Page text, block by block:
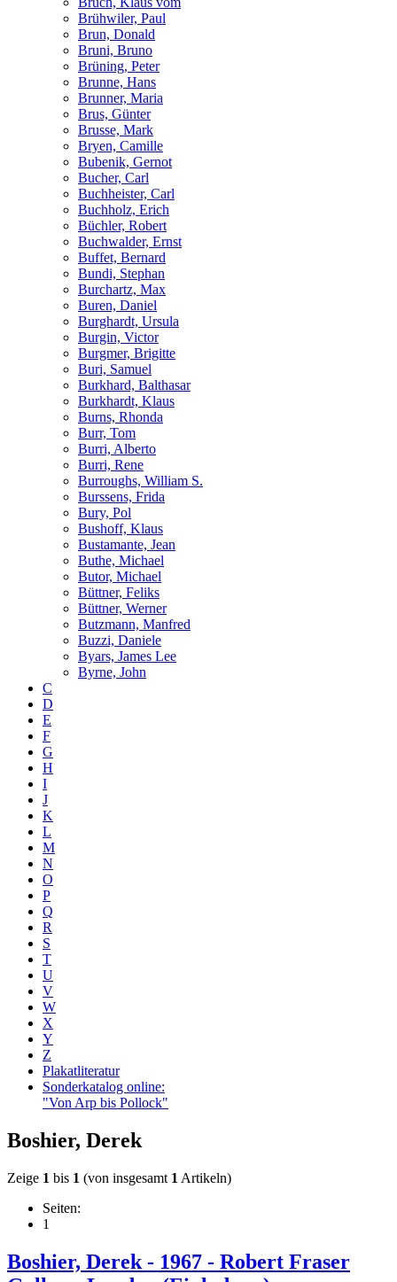
Brühwiler, Paul
Brun, Donald
Bruni, Bruno
Brüning, Peter
Brunne, Hans
Brunner, Maria
Brus, Günter
Brusse, Mark
Bryen, Camille
Bubenik, Gernot
Bucher, Carl
Buchheister, Carl
Buchholz, Erich
Büchler, Robert
Buchwalder, Ernst
Buffet, Bernard
Bundi, Stephan
Burchartz, Max
Buren, Daniel
Burghardt, Ursula
Burgin, Victor
Burgmer, Brigitte
Buri, Samuel
Burkhard, Balthasar
Burkhardt, Klaus
Burns, Rhonda
Burr, Tom
Burri, Alberto
Burri, Rene
Burroughs, William S.
Burssens, Frida
Bury, Pol
Bushoff, Klaus
Bustamante, Jean
Buthe, Michael
Butor, Michael
Büttner, Feliks
Büttner, Werner
Butzmann, Manfred
Buzzi, Daniele
Byars, James Lee
Byrne, John
C
D
E
F
G
H
I
J
K
L
M
N
O
P
Q
R
S
T
U
V
W
X
Y
Z
Plakatliteratur
Sonderkatalog online:
"Von Arp bis Pollock"
Boshier, Derek
Zeige 1 bis 1 (von insgesamt 1 Artikeln)
Seiten:
1
Boshier, Derek - 1967 - Robert Fraser